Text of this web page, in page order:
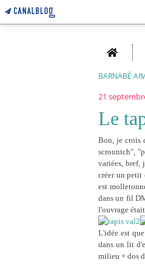
Home
BARNABÉ
21
Le
Bon, je crois
scrountch",
variées, bref,
créer un petit
est
dans un fil
l'ouvrage
L'idée est
dans un lit
milieu + dos